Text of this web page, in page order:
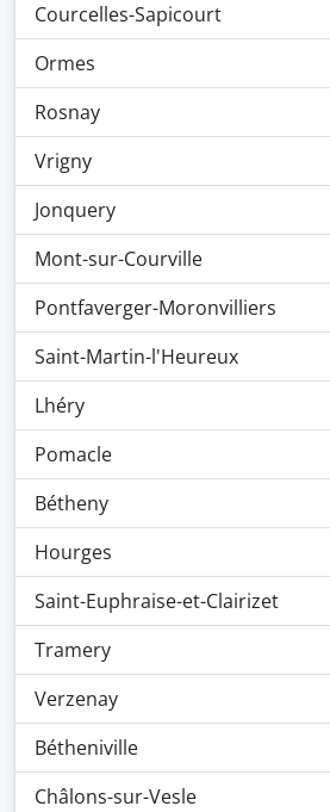
Courcelles-Sapicourt
Ormes
Rosnay
Vrigny
Jonquery
Mont-sur-Courville
Pontfaverger-Moronvilliers
Saint-Martin-l'Heureux
Lhéry
Pomacle
Bétheny
Hourges
Saint-Euphraise-et-Clairizet
Tramery
Verzenay
Bétheniville
Châlons-sur-Vesle